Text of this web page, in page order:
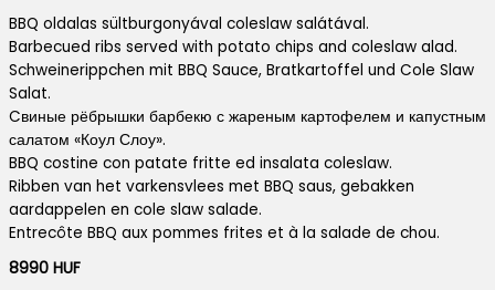
BBQ oldalas sültburgonyával coleslaw salátával.
Barbecued ribs served with potato chips and coleslaw alad.
Schweinerippchen mit BBQ Sauce, Bratkartoffel und Cole Slaw
Salat.
Cвиные рёбрышки барбекю с жареным картофелем и капустным
салатом «Коул Слоу».
BBQ costine con patate fritte ed insalata coleslaw.
Ribben van het varkensvlees met BBQ saus, gebakken
aardappelen en cole slaw salade.
Entrecôte BBQ aux pommes frites et à la salade de chou.
8990 HUF